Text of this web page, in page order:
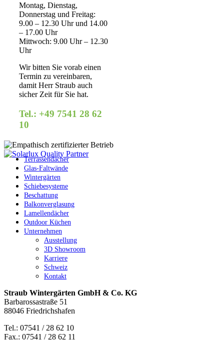
Montag, Dienstag,
Donnerstag und Freitag:
9.00 – 12.30 Uhr und 14.00
– 17.00 Uhr
Mittwoch: 9.00 Uhr – 12.30
Uhr
Wir bitten Sie vorab einen
Termin zu vereinbaren,
damit Herr Straub auch
sicher Zeit für Sie hat.
Tel.: +49 7541 28 62
10
Terrassendächer
Glas-Faltwände
Wintergärten
Schiebesysteme
Beschattung
Balkonverglasung
Lamellendächer
Outdoor Küchen
Unternehmen
Ausstellung
3D Showroom
Karriere
Schweiz
Kontakt
Straub Wintergärten GmbH & Co. KG
Barbarossastraße 51
88046 Friedrichshafen
Tel.: 07541 / 28 62 10
Fax.: 07541 / 28 62 11